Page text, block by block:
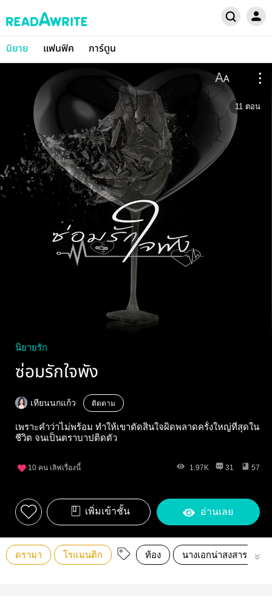
นิยาย แฟนฟิค การ์ตูน
11 ตอน
นิยายรัก
ซ่อมรักใจพัง
เทียนนกแก้ว ติดตาม
เพราะคำว่าไม่พร้อม ทำให้เขาตัดสินใจผิดพลาดครั้งใหญ่ที่สุดใน
ชีวิต จนเป็นตราบาปติดตัว
10 คน เลิฟเรื่องนี้ 1.97K 31 57
เพิ่มเข้าชั้น อ่านเลย
ดรามา โรแมนติก ท้อง นางเอกน่าสงสาร